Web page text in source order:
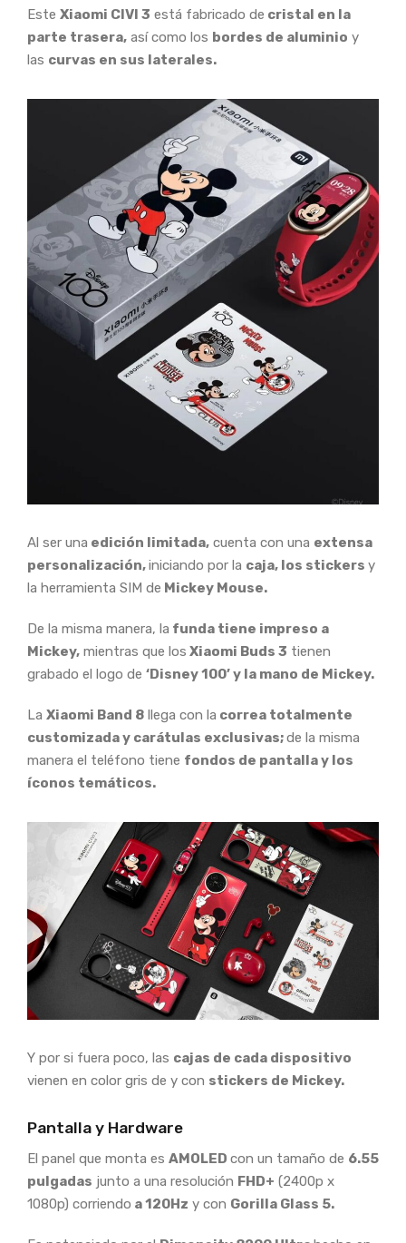
Este Xiaomi CIVI 3 está fabricado de cristal en la
parte trasera, así como los bordes de aluminio y
las curvas en sus laterales.
Al ser una edición limitada, cuenta con una extensa
personalización,iniciando por la caja, los stickers y
la herramienta SIM de Mickey Mouse.
De la misma manera, la funda tiene impreso a
Mickey, mientras que los Xiaomi Buds 3 tienen
grabado el logo de ‘Disney 100’ y la mano de Mickey.
La Xiaomi Band 8 llega con la correa totalmente
customizada y carátulas exclusivas;de la misma
manera el teléfono tiene fondos de pantalla y los
íconos temáticos.
Y por si fuera poco, las cajas de cada dispositivo
vienen en color gris de y con stickers de Mickey.
Pantalla y Hardware
El panel que monta es AMOLED con un tamaño de 6.55
pulgadas junto a una resolución FHD+ (2400p x
1080p) corriendo a 120Hz y con Gorilla Glass 5.